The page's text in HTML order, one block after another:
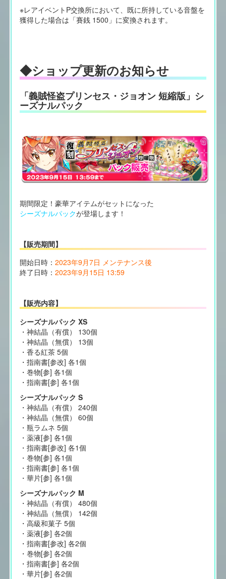
※レアイベントP交換所において、既に所持している音盤を
獲得した場合は「賽銭 1500」に変換されます。
◆ショップ更新のお知らせ
「義賊怪盗プリンセス・ジョオン 短縮版」シ
ーズナルパック
期間限定！豪華アイテムがセットになった
シーズナルパックが登場します！
【販売期間】
開始日時： 2023年9月7日 メンテナンス後
終了日時： 2023年9月15日 13:59
【販売内容】
シーズナルパック XS
・神結晶（有償） 130個
・神結晶（無償） 13個
・香る紅茶 5個
・指南書[参改] 各1個
・巻物[参] 各1個
・指南書[参] 各1個
シーズナルパック S
・神結晶（有償） 240個
・神結晶（無償） 60個
・瓶ラムネ 5個
・薬液[参] 各1個
・指南書[参改] 各1個
・巻物[参] 各1個
・指南書[参] 各1個
・華片[参] 各1個
シーズナルパック M
・神結晶（有償） 480個
・神結晶（無償） 142個
・高級和菓子 5個
・薬液[参] 各2個
・指南書[参改] 各2個
・巻物[参] 各2個
・指南書[参] 各2個
・華片[参] 各2個